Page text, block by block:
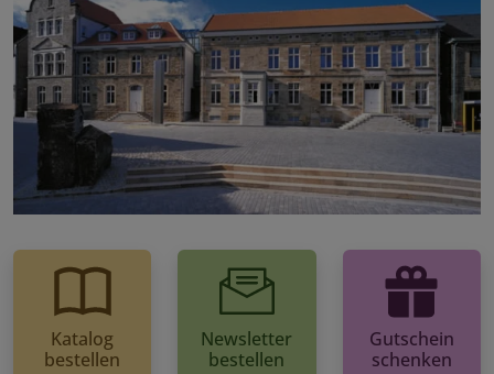
Katalog
bestellen
Newsletter
bestellen
Gutschein
schenken